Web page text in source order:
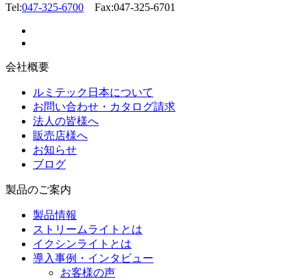
Tel:047-325-6700 Fax:047-325-6701
会社概要
ルミテック日本について
お問い合わせ・カタログ請求
法人の皆様へ
販売店様へ
お知らせ
ブログ
製品のご案内
製品情報
ストリームライトとは
イクシンライトとは
導入事例・インタビュー
お客様の声